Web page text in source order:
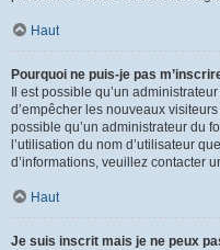
Haut
Pourquoi ne puis-je pas
Il est possible qu’un
d’empêcher les nouveaux
possible qu’un administrateur du
l’utilisation du nom d’utilisateur
d’informations, veuillez contacter
Haut
Je suis inscrit mais je ne peux